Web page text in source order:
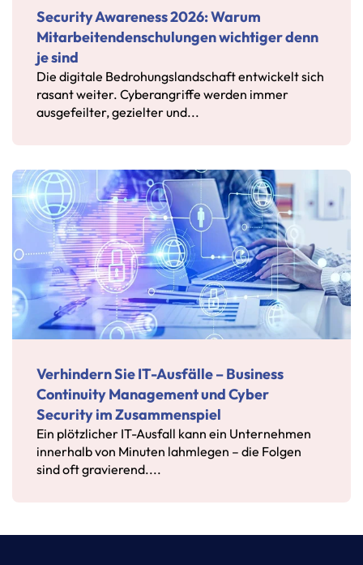
Security Awareness 2026: Warum
Mitarbeitendenschulungen wichtiger denn
je sind
Die digitale Bedrohungslandschaft entwickelt sich
rasant weiter. Cyberangriffe werden immer
ausgefeilter, gezielter und...
Verhindern Sie IT-Ausfälle – Business
Continuity Management und Cyber
Security im Zusammenspiel
Ein plötzlicher IT-Ausfall kann ein Unternehmen
innerhalb von Minuten lahmlegen – die Folgen
sind oft gravierend....